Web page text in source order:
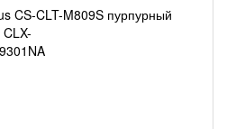
CS-CLT-M809S пурпурный